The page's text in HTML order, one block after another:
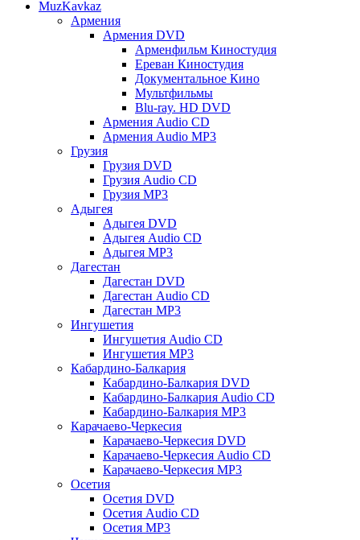
MuzKavkaz
Армения
Армения DVD
Арменфильм Киностудия
Ереван Киностудия
Документальное Кино
Мультфильмы
Blu-ray. HD DVD
Армения Audio CD
Армения Audio MP3
Грузия
Грузия DVD
Грузия Audio CD
Грузия MP3
Адыгея
Адыгея DVD
Адыгея Audio CD
Адыгея MP3
Дагестан
Дагестан DVD
Дагестан Audio CD
Дагестан MP3
Ингушетия
Ингушетия Audio CD
Ингушетия MP3
Кабардино-Балкария
Кабардино-Балкария DVD
Кабардино-Балкария Audio CD
Кабардино-Балкария MP3
Карачаево-Черкесия
Карачаево-Черкесия DVD
Карачаево-Черкесия Audio CD
Карачаево-Черкесия MP3
Осетия
Осетия DVD
Осетия Audio CD
Осетия MP3